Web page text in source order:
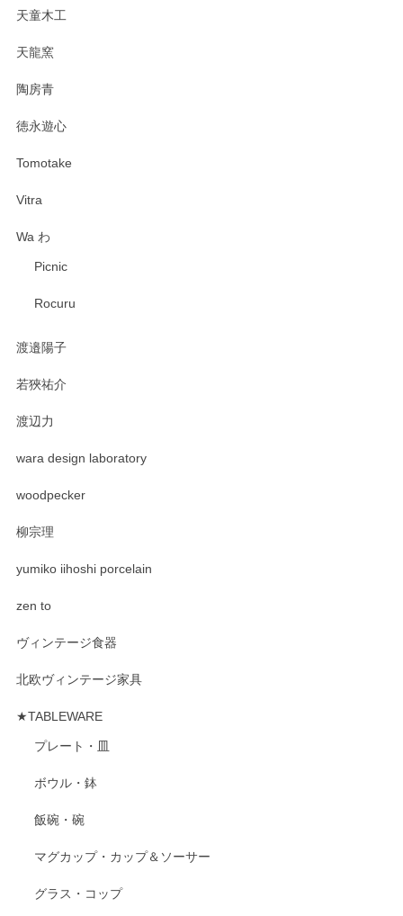
天童木工
天龍窯
陶房青
徳永遊心
Tomotake
Vitra
Wa わ
Picnic
Rocuru
渡邉陽子
若狹祐介
渡辺力
wara design laboratory
woodpecker
柳宗理
yumiko iihoshi porcelain
zen to
ヴィンテージ食器
北欧ヴィンテージ家具
★TABLEWARE
プレート・皿
ボウル・鉢
飯碗・碗
マグカップ・カップ＆ソーサー
グラス・コップ